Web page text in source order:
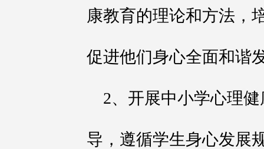
康教育的理论和方法，
促进他们身心全面和谐
2、开展中小学心理
导，遵循学生身心发展